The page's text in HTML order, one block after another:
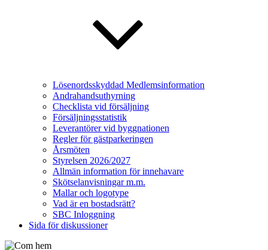
Lösenordsskyddad Medlemsinformation
Andrahandsuthyrning
Checklista vid försäljning
Försäljningsstatistik
Leverantörer vid byggnationen
Regler för gästparkeringen
Årsmöten
Styrelsen 2026/2027
Allmän information för innehavare
Skötselanvisningar m.m.
Mallar och logotype
Vad är en bostadsrätt?
SBC Inloggning
Sida för diskussioner